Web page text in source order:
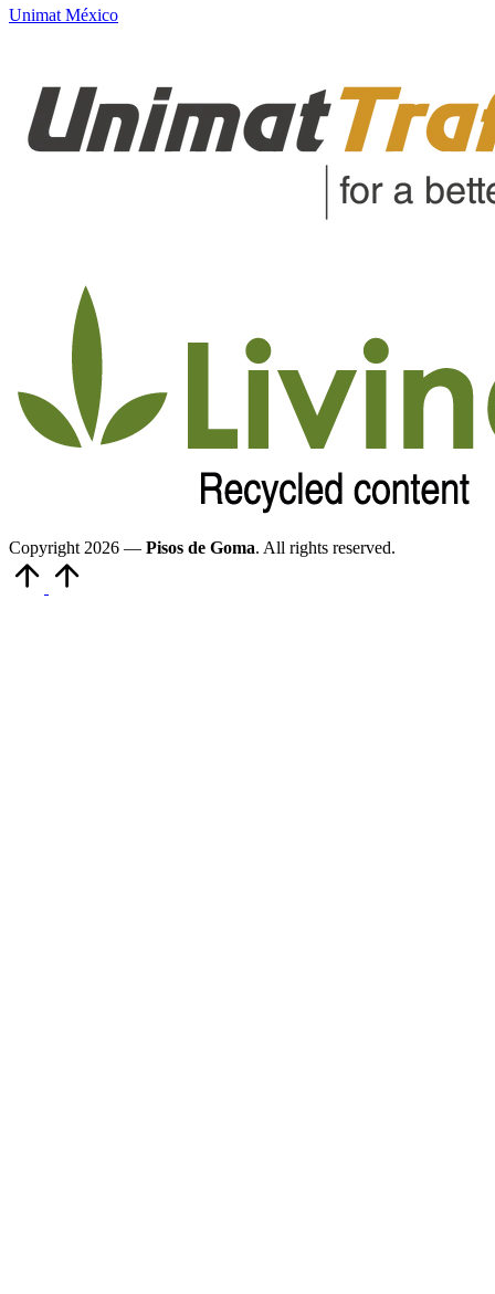
Unimat México
Copyright 2026 — Pisos de Goma. All rights reserved.